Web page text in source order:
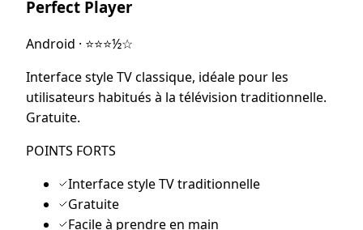
Perfect Player
Android · ⭐⭐⭐½☆
Interface style TV classique, idéale pour les
utilisateurs habitués à la télévision traditionnelle.
Gratuite.
POINTS FORTS
Interface style TV traditionnelle
Gratuite
Facile à prendre en main